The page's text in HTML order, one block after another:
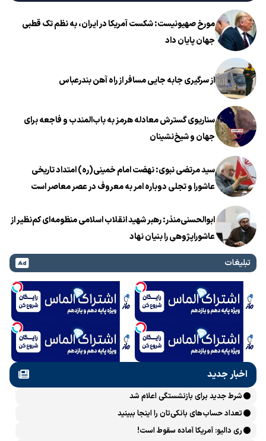
مورخ صهیونیست: شکست آمریکا در ایران، به نظم تک قطبی
جهان پایان داد
از سرگیری جابه جایی مسافر از راه آهن بندرعباس
سناریوی گسترش معادله هرمز به باب‌المندب و فاجعه برای
جهان و شیخ‌نشینان
سید مرتضی نبوی: نهضت امام خمینی(ره) امتداد تاریخی
عاشورا و تجلی دوباره امر به معروف در عصر معاصر است
ابوالحسنی‌منذر: رهبر شهید انقلاب اسلامی منظومه‌ای کم‌نظیر از
عاشوراپژوهی را بنیان نهاد
تبلیغات
اخبار جدید
شرط جدید برای بازنشستگی اعلام شد
تعداد حساب‌های بانکی‌تان را اینجا ببینید
ری دالیو: آمریکا آماده سقوط است!